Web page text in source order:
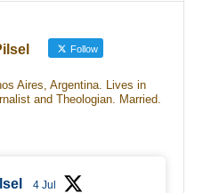
Follow
Aires, Argentina. Lives in
and Theologian. Married.
4 Jul